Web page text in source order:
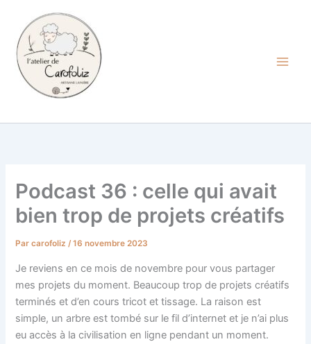
contenu
Podcast 36 : celle qui avait
bien trop de projets créatifs
Parcarofoliz/16 novembre 2023
Je reviens en ce mois de novembre pour vous partager
mes projets du moment. Beaucoup trop de projets créatifs
terminés et d’en cours tricot et tissage. La raison est
simple, un arbre est tombé sur le fil d’internet et je n’ai plus
eu accès à la civilisation en ligne pendant un moment.